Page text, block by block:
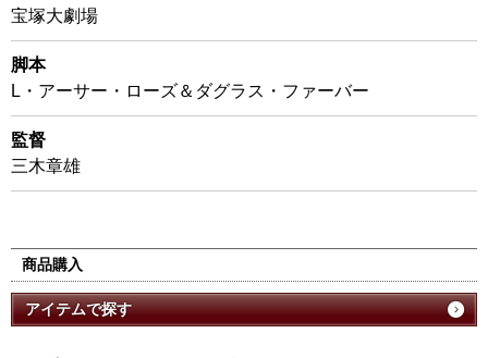
宝塚大劇場
脚本
L・アーサー・ローズ＆ダグラス・ファーバー
監督
三木章雄
商品購入
アイテムで探す